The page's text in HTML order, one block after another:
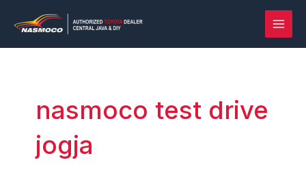
konten
nasmoco test drive
jogja